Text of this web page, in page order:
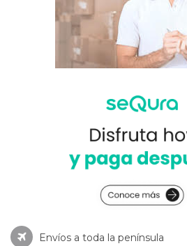
Envíos a toda la península